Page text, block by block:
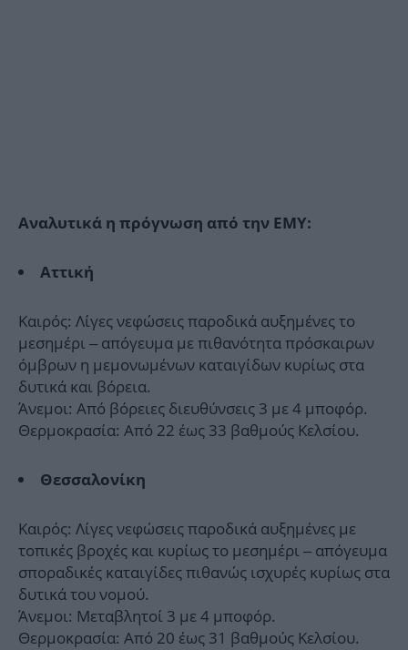
Αναλυτικά η πρόγνωση από την ΕΜΥ:
Αττική
Καιρός: Λίγες νεφώσεις παροδικά αυξημένες το
μεσημέρι – απόγευμα με πιθανότητα πρόσκαιρων
όμβρων η μεμονωμένων καταιγίδων κυρίως στα
δυτικά και βόρεια.
Άνεμοι: Από βόρειες διευθύνσεις 3 με 4 μποφόρ.
Θερμοκρασία: Από 22 έως 33 βαθμούς Κελσίου.
Θεσσαλονίκη
Καιρός: Λίγες νεφώσεις παροδικά αυξημένες με
τοπικές βροχές και κυρίως το μεσημέρι – απόγευμα
σποραδικές καταιγίδες πιθανώς ισχυρές κυρίως στα
δυτικά του νομού.
Άνεμοι: Μεταβλητοί 3 με 4 μποφόρ.
Θερμοκρασία: Από 20 έως 31 βαθμούς Κελσίου.